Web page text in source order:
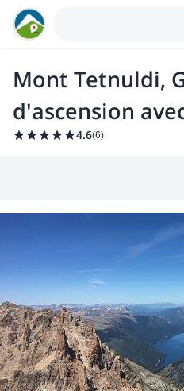
Mont Tetnuldi,
d'ascension
4.6(6)